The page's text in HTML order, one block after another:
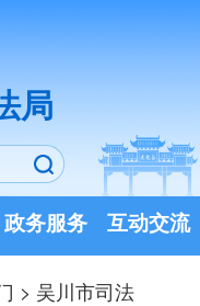
局
政务服务 互动交流
> 吴川市司法